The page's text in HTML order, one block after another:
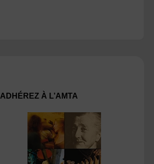
ADHÉREZ À L’AMTA